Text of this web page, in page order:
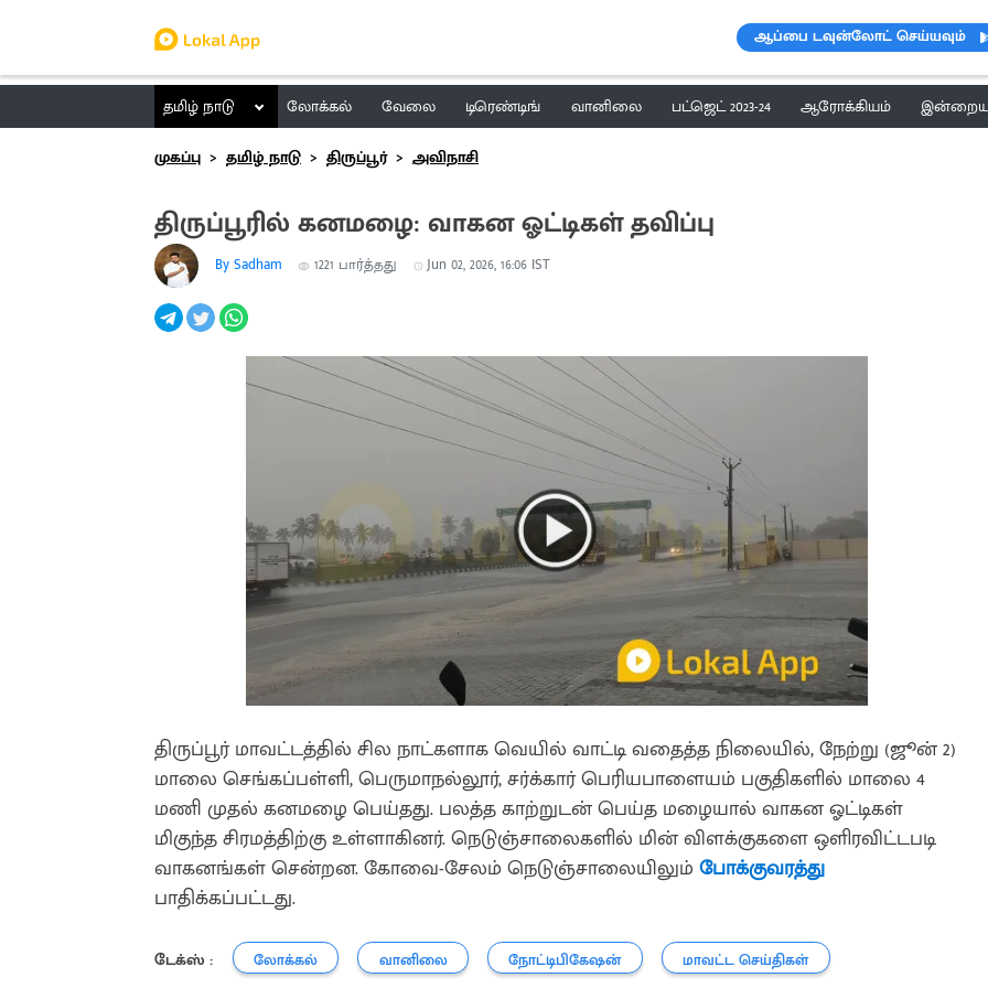
ஆப்பை டவுன்லோட் செய்யவும்
தமிழ் நாடு லோக்கல் வேலை டிரெண்டிங் வானிலை பட்ஜெட் 2023-24 ஆரோக்கியம் இன்றைய
முகப்பு
தமிழ் நாடு திருப்பூர் அவிநாசி
திருப்பூரில் கனமழை: வாகன ஓட்டிகள் தவிப்பு
By Sadham 1221 பார்த்தது Jun 02, 2026, 16:06 IST
திருப்பூர் மாவட்டத்தில் சில நாட்களாக வெயில் வாட்டி வதைத்த நிலையில், நேற்று (ஜூன் 2)
மாலை செங்கப்பள்ளி, பெருமாநல்லூர், சர்க்கார் பெரியபாளையம் பகுதிகளில் மாலை 4
மணி முதல் கனமழை பெய்தது. பலத்த காற்றுடன் பெய்த மழையால் வாகன ஓட்டிகள்
மிகுந்த சிரமத்திற்கு உள்ளாகினர். நெடுஞ்சாலைகளில் மின் விளக்குகளை ஒளிரவிட்டபடி
வாகனங்கள் சென்றன. கோவை-சேலம் நெடுஞ்சாலையிலும்போக்குவரத்து
பாதிக்கப்பட்டது.
டேக்ஸ் : லோக்கல் வானிலை நோட்டிபிகேஷன் மாவட்ட செய்திகள்